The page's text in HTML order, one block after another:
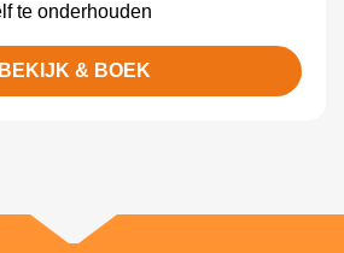
te onderhouden
BEKIJK & BOEK